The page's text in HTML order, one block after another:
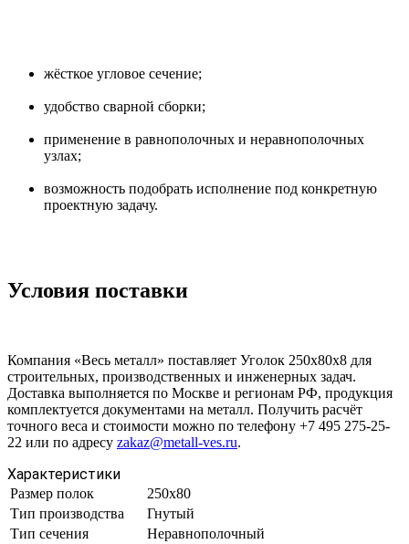
жёсткое угловое сечение;
удобство сварной сборки;
применение в равнополочных и неравнополочных
узлах;
возможность подобрать исполнение под конкретную
проектную задачу.
Условия поставки
Компания «Весь металл» поставляет Уголок 250х80х8 для
строительных, производственных и инженерных задач.
Доставка выполняется по Москве и регионам РФ, продукция
комплектуется документами на металл. Получить расчёт
точного веса и стоимости можно по телефону +7 495 275-25-
22 или по адресу zakaz@metall-ves.ru.
Характеристики
Размер полок
250х80
Тип производства
Гнутый
Тип сечения
Неравнополочный